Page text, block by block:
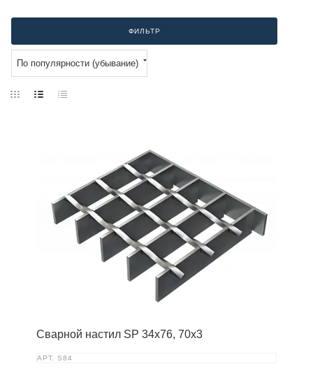
ФИЛЬТР
По популярности (убывание)
Сварной настил SP 34х76, 70х3
АРТ. S84